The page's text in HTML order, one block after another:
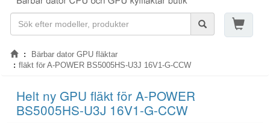
Bärbar dator GPU fläktar
fläkt för A-POWER BS5005HS-U3J 16V1-G-CCW
Helt ny GPU fläkt för A-POWER
BS5005HS-U3J 16V1-G-CCW